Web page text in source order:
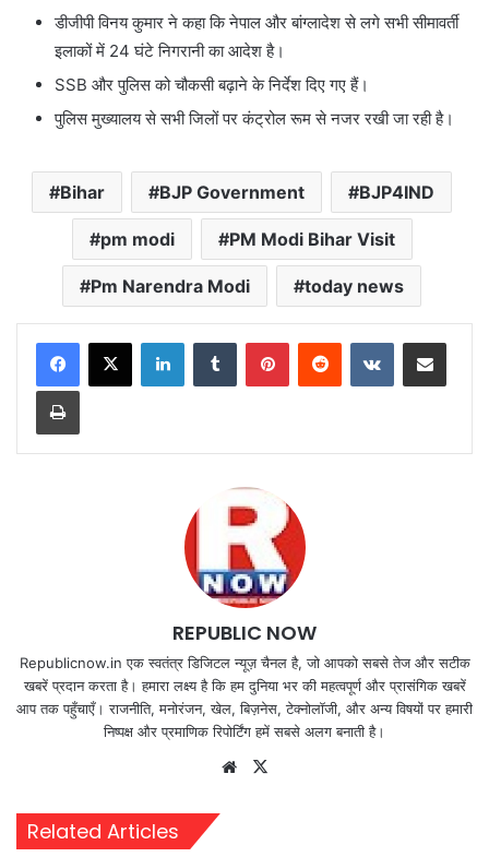
डीजीपी विनय कुमार ने कहा कि नेपाल और बांग्लादेश से लगे सभी सीमावर्ती
इलाकों में 24 घंटे निगरानी का आदेश है।
SSB और पुलिस को चौकसी बढ़ाने के निर्देश दिए गए हैं।
पुलिस मुख्यालय से सभी जिलों पर कंट्रोल रूम से नजर रखी जा रही है।
Bihar BJP Government BJP4IND
pm modi PM Modi Bihar Visit
Pm Narendra Modi today news
LinkedInTumblr PinterestReddit VKontakteShare via Email
Print
REPUBLIC NOW
Republicnow.in एक स्वतंत्र डिजिटल न्यूज़ चैनल है, जो आपको सबसे तेज और सटीक
खबरें प्रदान करता है। हमारा लक्ष्य है कि हम दुनिया भर की महत्वपूर्ण और प्रासंगिक खबरें
आप तक पहुँचाएँ। राजनीति, मनोरंजन, खेल, बिज़नेस, टेक्नोलॉजी, और अन्य विषयों पर हमारी
निष्पक्ष और प्रमाणिक रिपोर्टिंग हमें सबसे अलग बनाती है।
Website
Related Articles